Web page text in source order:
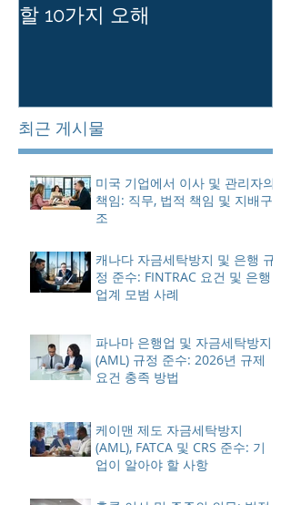
할 10가지 오해
최근 게시물
미국 기업에서 이사 및 관리자의
책임: 직무, 법적 책임 및 지배구
조
캐나다 자금세탁방지 및 은행 규
정 준수: FINTRAC 요건 및 은행
업계 모범 사례
파나마 은행업 및 자금세탁방지
(AML) 규정 준수: 2026년 규제
요건 충족 방법
케이맨 제도 자금세탁방지
(AML), FATCA 및 CRS 준수: 기
업이 알아야 할 사항